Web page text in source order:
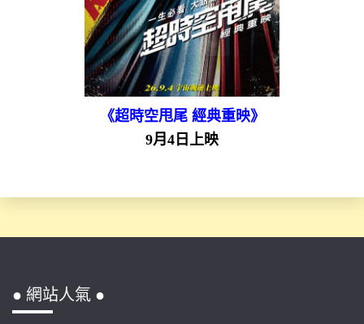
《超時空甩尾 經典重映》
9月4日上映
● 網站人氣 ●